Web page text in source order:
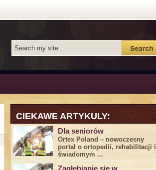
CIEKAWE ARTYKULY:
Dla seniorów
Ortex Poland – nowoczesny
portal o ortopedii, rehabilitacji i
świadomym ...
Zagłębianie się w